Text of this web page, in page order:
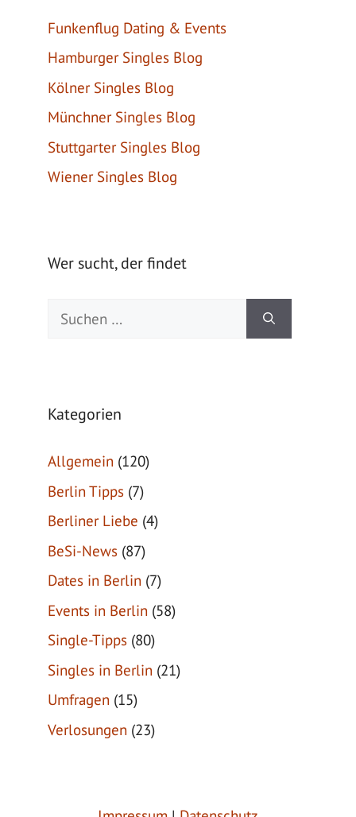
Funkenflug Dating & Events
Hamburger Singles Blog
Kölner Singles Blog
Münchner Singles Blog
Stuttgarter Singles Blog
Wiener Singles Blog
Wer sucht, der findet
Suche
nach:
Kategorien
Allgemein (120)
Berlin Tipps (7)
Berliner Liebe (4)
BeSi-News (87)
Dates in Berlin (7)
Events in Berlin (58)
Single-Tipps (80)
Singles in Berlin (21)
Umfragen (15)
Verlosungen (23)